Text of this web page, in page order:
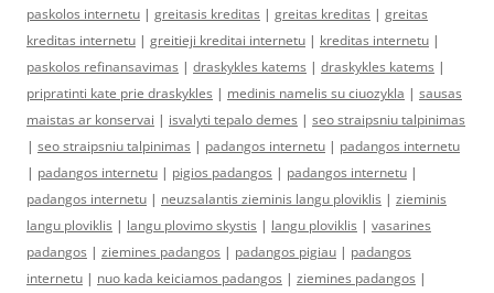
paskolos internetu | greitasis kreditas | greitas kreditas | greitas
kreditas internetu | greitieji kreditai internetu | kreditas internetu |
paskolos refinansavimas | draskykles katems | draskykles katems |
pripratinti kate prie draskykles | medinis namelis su ciuozykla | sausas
maistas ar konservai | isvalyti tepalo demes | seo straipsniu talpinimas
| seo straipsniu talpinimas | padangos internetu | padangos internetu
| padangos internetu | pigios padangos | padangos internetu |
padangos internetu | neuzsalantis zieminis langu ploviklis | zieminis
langu ploviklis | langu plovimo skystis | langu ploviklis | vasarines
padangos | ziemines padangos | padangos pigiau | padangos
internetu | nuo kada keiciamos padangos | ziemines padangos |